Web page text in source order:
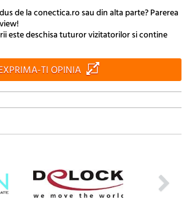
de la conectica.ro sau din alta parte? Parerea
este deschisa tuturor vizitatorilor si contine
TI OPINIA